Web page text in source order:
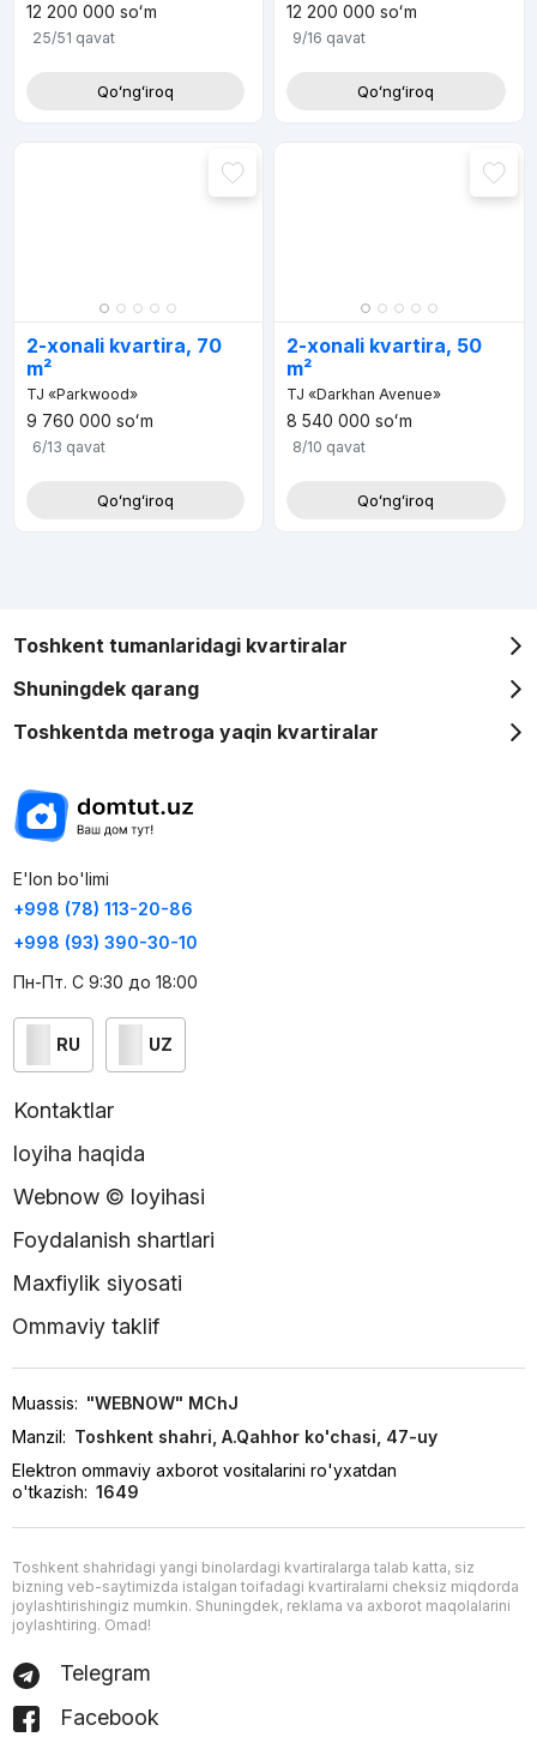
12 200 000 soʻm
25/51 qavat
Qoʻngʻiroq
12 200 000 soʻm
9/16 qavat
Qoʻngʻiroq
2-xonali kvartira, 70
m²
TJ «Parkwood»
9 760 000 soʻm
6/13 qavat
Qoʻngʻiroq
2-xonali kvartira, 50
m²
TJ «Darkhan Avenue»
8 540 000 soʻm
8/10 qavat
Qoʻngʻiroq
Toshkent tumanlaridagi kvartiralar
Shuningdek qarang
Toshkentda metroga yaqin kvartiralar
E'lon bo'limi
+998 (78) 113-20-86
+998 (93) 390-30-10
Пн-Пт. С 9:30 до 18:00
RU UZ
Kontaktlar
loyiha haqida
Webnow © loyihasi
Foydalanish shartlari
Maxfiylik siyosati
Ommaviy taklif
Muassis: "WEBNOW" MChJ
Manzil: Toshkent shahri, A.Qahhor ko'chasi, 47-uy
Elektron ommaviy axborot vositalarini ro'yxatdan
o'tkazish: 1649
Toshkent shahridagi yangi binolardagi kvartiralarga talab katta, siz
bizning veb-saytimizda istalgan toifadagi kvartiralarni cheksiz miqdorda
joylashtirishingiz mumkin. Shuningdek, reklama va axborot maqolalarini
joylashtiring. Omad!
Telegram
Facebook